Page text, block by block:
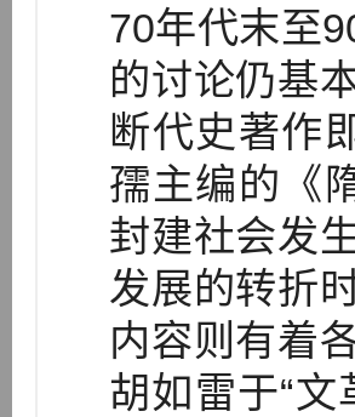
70年代末至
的讨论仍基
断代史著作
孺主编的《
封建社会发
发展的转折
内容则有着
胡如雷于“